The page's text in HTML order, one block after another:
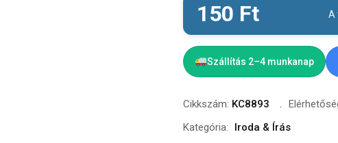
150 Ft A
Szállítás 2–4 munkanap
Cikkszám: KC8893
Kategória:
Iroda & Írás